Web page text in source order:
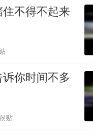
不得不起来
你时间不多
贴